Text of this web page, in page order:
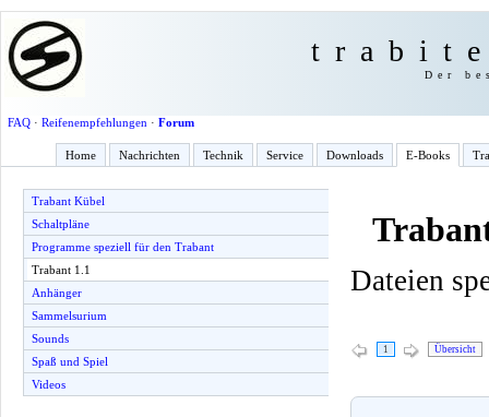
Der
FAQ· Reifenempfehlungen · Forum
Home Nachrichten Technik Service Downloads E-Books
Trabant Kübel
Schaltpläne
Programme speziell für den Trabant
Trabant 1.1
Anhänger
Sammelsurium
Sounds
Spaß und Spiel
Videos
Dateien
1 Übersicht